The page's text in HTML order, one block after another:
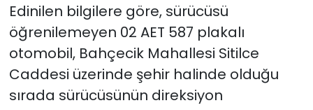
Edinilen bilgilere göre, sürücüsü
öğrenilemeyen 02 AET 587 plakalı
otomobil, Bahçecik Mahallesi Sitilce
Caddesi üzerinde şehir halinde olduğu
sırada sürücüsünün direksiyon